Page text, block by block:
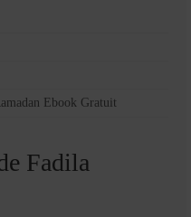
Ebook Gratuit
Fadila